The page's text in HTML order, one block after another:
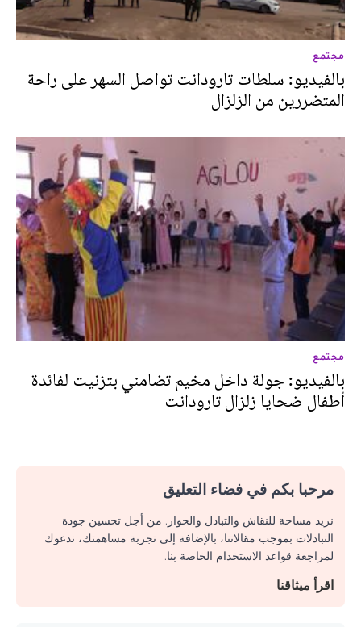
مجتمع
بالفيديو: سلطات تارودانت تواصل السهر على راحة
المتضررين من الزلزال
مجتمع
بالفيديو: جولة داخل مخيم تضامني بتزنيت لفائدة
أطفال ضحايا زلزال تارودانت
مرحبا بكم في فضاء التعليق
نريد مساحة للنقاش والتبادل والحوار. من أجل تحسين جودة
التبادلات بموجب مقالاتنا، بالإضافة إلى تجربة مساهمتك، ندعوك
لمراجعة قواعد الاستخدام الخاصة بنا.
اقرأ ميثاقنا